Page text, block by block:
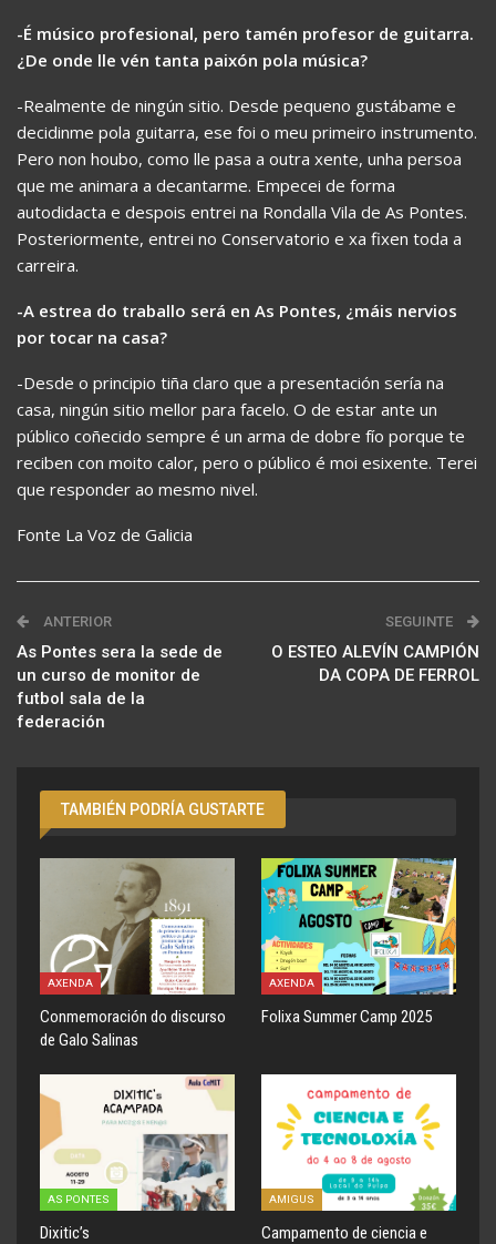
-É músico profesional, pero tamén profesor de guitarra.
¿De onde lle vén tanta paixón pola música?
-Realmente de ningún sitio. Desde pequeno gustábame e
decidinme pola guitarra, ese foi o meu primeiro instrumento.
Pero non houbo, como lle pasa a outra xente, unha persoa
que me animara a decantarme. Empecei de forma
autodidacta e despois entrei na Rondalla Vila de As Pontes.
Posteriormente, entrei no Conservatorio e xa fixen toda a
carreira.
-A estrea do traballo será en As Pontes, ¿máis nervios
por tocar na casa?
-Desde o principio tiña claro que a presentación sería na
casa, ningún sitio mellor para facelo. O de estar ante un
público coñecido sempre é un arma de dobre fío porque te
reciben con moito calor, pero o público é moi esixente. Terei
que responder ao mesmo nivel.
Fonte La Voz de Galicia
ANTERIOR
As Pontes sera la sede de
un curso de monitor de
futbol sala de la
federación
SEGUINTE
O ESTEO ALEVÍN CAMPIÓN
DA COPA DE FERROL
TAMBIÉN PODRÍA GUSTARTE
AXENDA
Conmemoración do discurso
de Galo Salinas
AXENDA
Folixa Summer Camp 2025
AS PONTES
Dixitic’s
AMIGUS
Campamento de ciencia e